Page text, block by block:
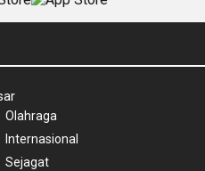
Olahraga
Internasional
Sejagat